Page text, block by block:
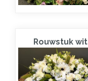
Rouwstuk wit